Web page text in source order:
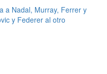
a Nadal, Murray, Ferrer y
y Federer al otro